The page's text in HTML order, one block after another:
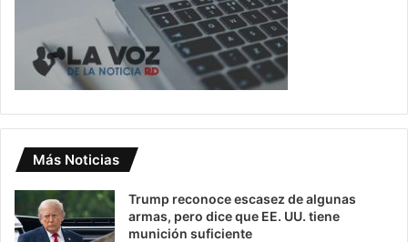
Más Noticias
Trump reconoce escasez de algunas
armas, pero dice que EE. UU. tiene
munición suficiente